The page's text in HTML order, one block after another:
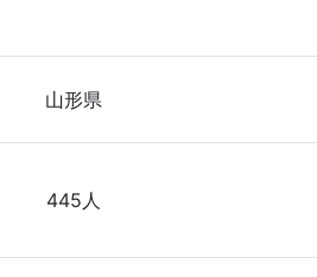
山形県
445人